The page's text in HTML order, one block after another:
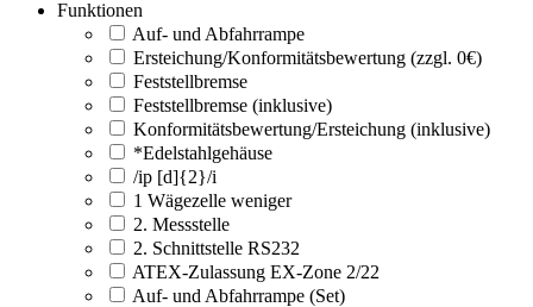
Funktionen
Auf- und Abfahrrampe
Ersteichung/Konformitätsbewertung (zzgl. 0€)
Feststellbremse
Feststellbremse (inklusive)
Konformitätsbewertung/Ersteichung (inklusive)
*Edelstahlgehäuse
/ip [d]{2}/i
1 Wägezelle weniger
2. Messstelle
2. Schnittstelle RS232
ATEX-Zulassung EX-Zone 2/22
Auf- und Abfahrrampe (Set)